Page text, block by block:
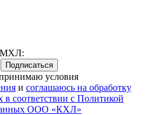
МХЛ:
Подписаться
условия
и соглашаюсь на обработку
соответствии с Политикой
ООО «КХЛ»